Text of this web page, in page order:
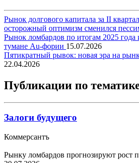
Рынок долгового капитала за II
осторожный оптимизм сменился
Рынок ломбардов по итогам 2025 года
тумане Au-фории 15.07.2026
Пятикратный рывок: новая эра на
22.04.2026
Публикации по
Залоги будущего
Коммерсантъ
Рынку ломбардов прогнозируют рост